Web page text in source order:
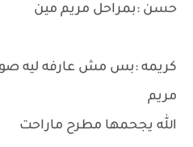
حسن :بمراحل مريم مين
كريمه :بس مش عارفه ليه
مريم
الله يجحمها مطرح ماراحت